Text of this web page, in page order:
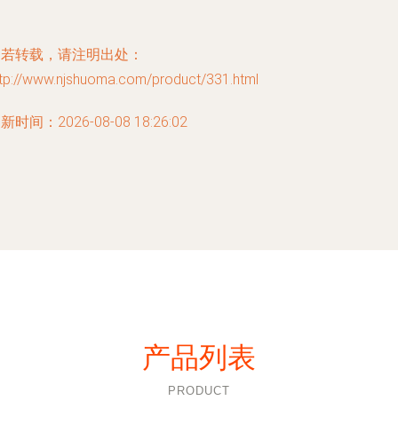
转载，请注明出处：
www.njshuoma.com/product/331.html
时间：2026-08-08 18:26:02
产品列表
PRODUCT